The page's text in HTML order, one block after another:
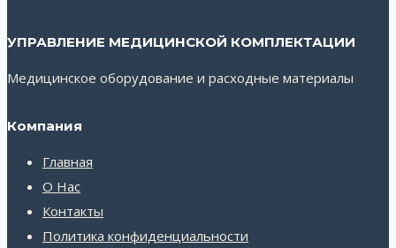
УПРАВЛЕНИЕ МЕДИЦИНСКОЙ КОМПЛЕКТАЦИИ
Медицинское оборудование и расходные материалы
Компания
Главная
О Нас
Контакты
Политика конфиденциальности